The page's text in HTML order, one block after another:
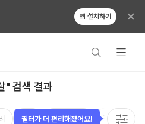
앱 설치하기
" 검색 결과
가격 비비노점수 국가 용량
필터가 더 편리해졌어요!